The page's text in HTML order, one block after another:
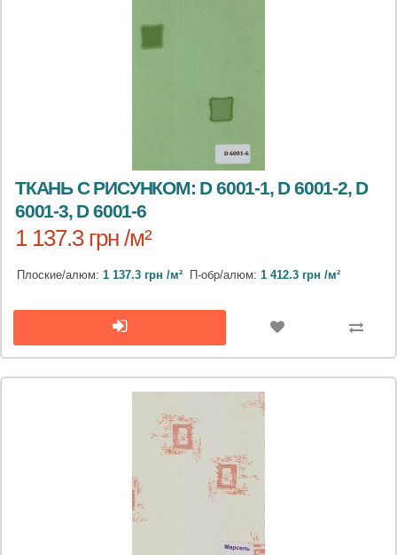
ТКАНЬ С РИСУНКОМ: D 6001-1, D 6001-2, D
6001-3, D 6001-6
1 137.3 грн /м²
Плоские/алюм: 1 137.3 грн /м² П-обр/алюм: 1 412.3 грн /м²